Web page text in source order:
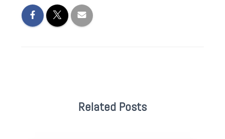
Related Posts